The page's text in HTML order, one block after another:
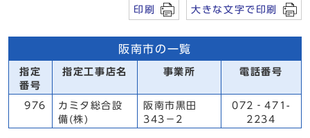
印刷 大きな文字で印刷
阪南市の一覧
指定
番号
指定工事店名 事業所 電話番号
976
カミタ総合設
備(株)
阪南市黒田
343－2
072‐471-
2234